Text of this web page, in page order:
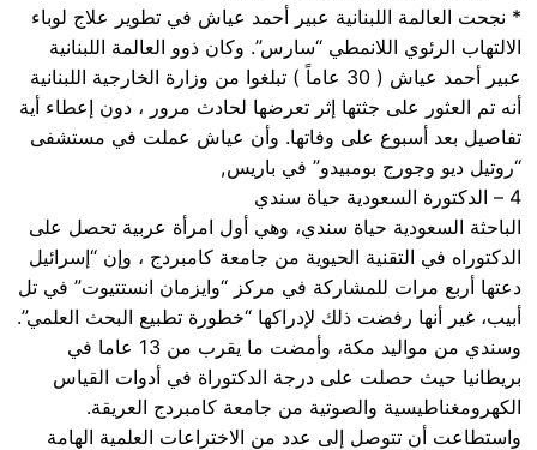
* نجحت العالمة اللبنانية عبير أحمد عياش في تطوير علاج لوباء
الالتهاب الرئوي اللانمطي “سارس”. وكان ذوو العالمة اللبنانية
عبير أحمد عياش ( 30 عاماً ) تبلغوا من وزارة الخارجية اللبنانية
أنه تم العثور على جثتها إثر تعرضها لحادث مرور ، دون إعطاء أية
تفاصيل بعد أسبوع على وفاتها. وأن عياش عملت في مستشفى
“روتيل ديو وجورج بومبيدو” في باريس,
4 – الدكتورة السعودية حياة سندي
الباحثة السعودية حياة سندي، وهي أول امرأة عربية تحصل على
الدكتوراه في التقنية الحيوية من جامعة كامبردج ، وإن “إسرائيل
دعتها أربع مرات للمشاركة في مركز “وايزمان انستتيوت” في تل
أبيب، غير أنها رفضت ذلك لإدراكها “خطورة تطبيع البحث العلمي”.
وسندي من مواليد مكة، وأمضت ما يقرب من 13 عاما في
بريطانيا حيث حصلت على درجة الدكتوراة في أدوات القياس
الكهرومغناطيسية والصوتية من جامعة كامبردج العريقة.
واستطاعت أن تتوصل إلى عدد من الاختراعات العلمية الهامة